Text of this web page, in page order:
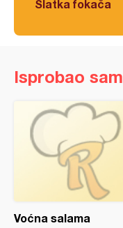
Slatka fokača
Isprobao sam
Voćna salama